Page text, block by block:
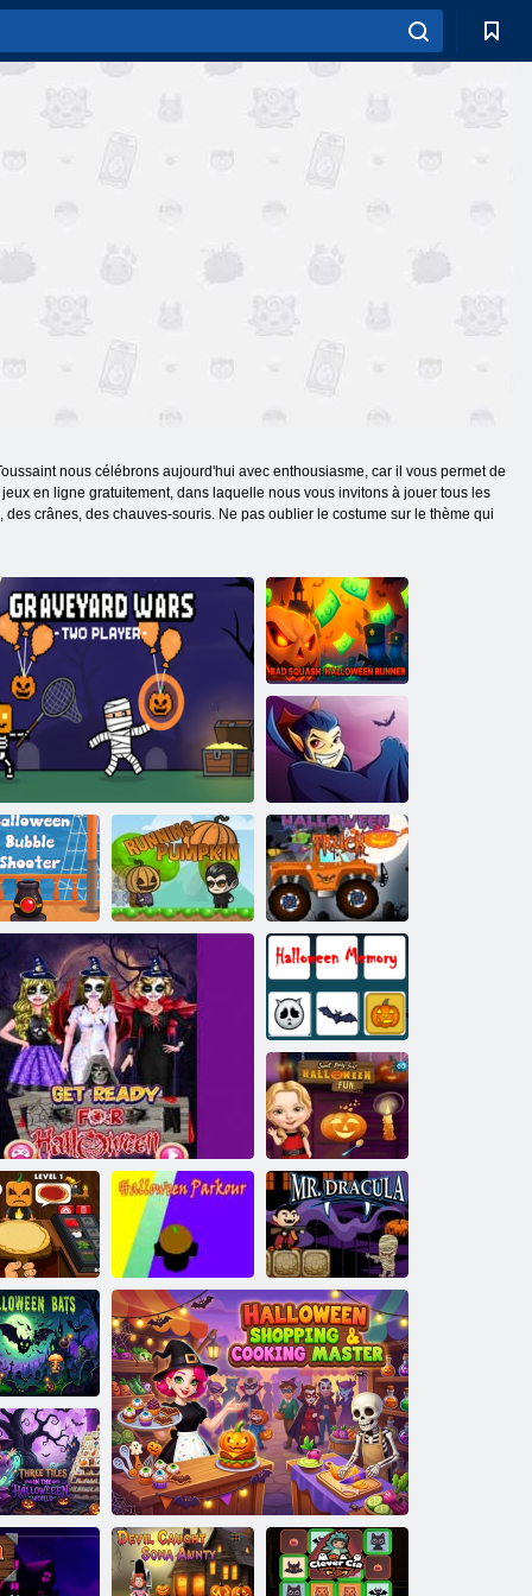
nous célébrons aujourd'hui avec enthousiasme, car il vous permet de
en ligne gratuitement, dans laquelle nous vous invitons à jouer tous les
crânes, des chauves-souris. Ne pas oublier le costume sur le thème qui
Graveyard Wars Deux joueurs
Bad Squash :
Coureur
d'Halloween
Vampirizatsiya
Shooter de
bulles
Courir la
citrouille
Camion
d'halloween
Préparez-vous pour Halloween
Souvenir
d'Halloween
Douce bébé fille
Halloween
amusant
Pizzeria
Parkour
d'Halloween
M. Dracula
souris
trois tuiles
du monde